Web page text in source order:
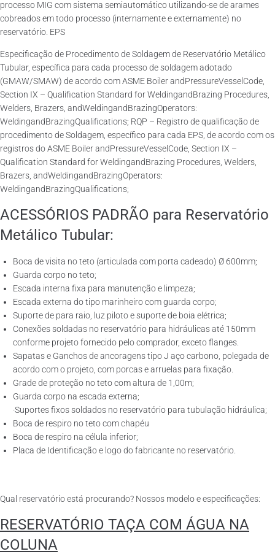
processo MIG com sistema semiautomático utilizando-se de arames
cobreados em todo processo (internamente e externamente) no
reservatório. EPS
Especificação de Procedimento de Soldagem de Reservatório Metálico
Tubular, específica para cada processo de soldagem adotado
(GMAW/SMAW) de acordo com ASME Boiler andPressureVesselCode,
Section IX – Qualification Standard for WeldingandBrazing Procedures,
Welders, Brazers, andWeldingandBrazingOperators:
WeldingandBrazingQualifications; RQP – Registro de qualificação de
procedimento de Soldagem, específico para cada EPS, de acordo com os
registros do ASME Boiler andPressureVesselCode, Section IX –
Qualification Standard for WeldingandBrazing Procedures, Welders,
Brazers, andWeldingandBrazingOperators:
WeldingandBrazingQualifications;
ACESSÓRIOS PADRÃO para Reservatório
Metálico Tubular:
Boca de visita no teto (articulada com porta cadeado) Ø 600mm;
Guarda corpo no teto;
Escada interna fixa para manutenção e limpeza;
Escada externa do tipo marinheiro com guarda corpo;
Suporte de para raio, luz piloto e suporte de boia elétrica;
Conexões soldadas no reservatório para hidráulicas até 150mm
conforme projeto fornecido pelo comprador, exceto flanges.
Sapatas e Ganchos de ancoragens tipo J aço carbono, polegada de
acordo com o projeto, com porcas e arruelas para fixação.
Grade de proteção no teto com altura de 1,00m;
Guarda corpo na escada externa;
·Suportes fixos soldados no reservatório para tubulação hidráulica;
Boca de respiro no teto com chapéu
Boca de respiro na célula inferior;
Placa de Identificação e logo do fabricante no reservatório.
Qual reservatório está procurando? Nossos modelo e especificações:
RESERVATÓRIO TAÇA COM ÁGUA NA
COLUNA